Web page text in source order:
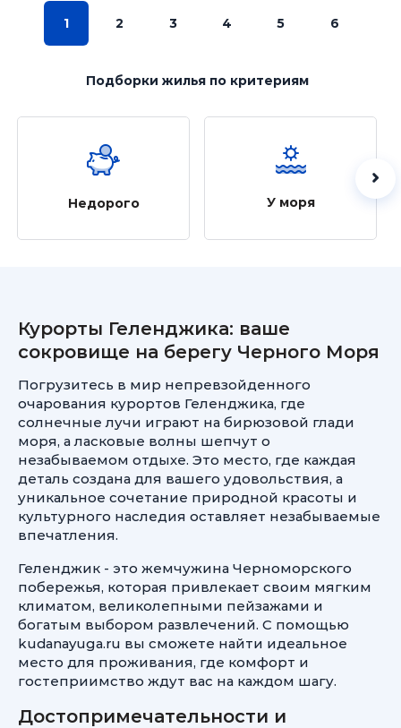
1 2 3 4 5 6
Подборки жильяпо критериям
Недорого У моря
Курорты Геленджика: ваше
сокровище на берегу Черного Моря
Погрузитесь в мир непревзойденного
очарования курортов Геленджика, где
солнечные лучи играют на бирюзовой глади
моря, а ласковые волны шепчут о
незабываемом отдыхе. Это место, где каждая
деталь создана для вашего удовольствия, а
уникальное сочетание природной красоты и
культурного наследия оставляет незабываемые
впечатления.
Геленджик - это жемчужина Черноморского
побережья, которая привлекает своим мягким
климатом, великолепными пейзажами и
богатым выбором развлечений. С помощью
kudanayuga.ru вы сможете найти идеальное
место для проживания, где комфорт и
гостеприимство ждут вас на каждом шагу.
Достопримечательности и